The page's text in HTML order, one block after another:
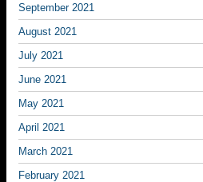
September 2021
August 2021
July 2021
June 2021
May 2021
April 2021
March 2021
February 2021